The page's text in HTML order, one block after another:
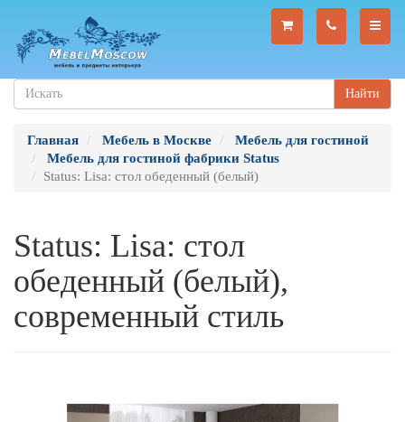
Найти
Главная Мебель в Москве
Мебель для гостиной
Мебель для гостиной фабрики Status
Status: Lisa: стол обеденный (белый)
Status: Lisa: стол
обеденный (белый),
современный стиль